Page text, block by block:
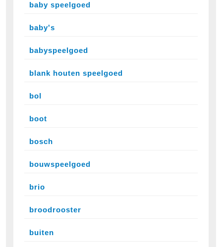
baby speelgoed
baby's
babyspeelgoed
blank houten speelgoed
bol
boot
bosch
bouwspeelgoed
brio
broodrooster
buiten